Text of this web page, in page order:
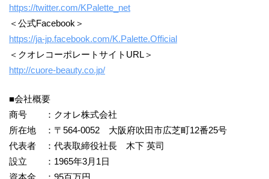
https://twitter.com/KPalette_net
＜公式Facebook＞
https://ja-jp.facebook.com/K.Palette.Official
＜クオレコーポレートサイトURL＞
http://cuore-beauty.co.jp/
■会社概要
商号 ：クオレ株式会社
所在地 ：〒564-0052 大阪府吹田市広芝町12番25号
代表者 ：代表取締役社長 木下 英司
設立 ：1965年3月1日